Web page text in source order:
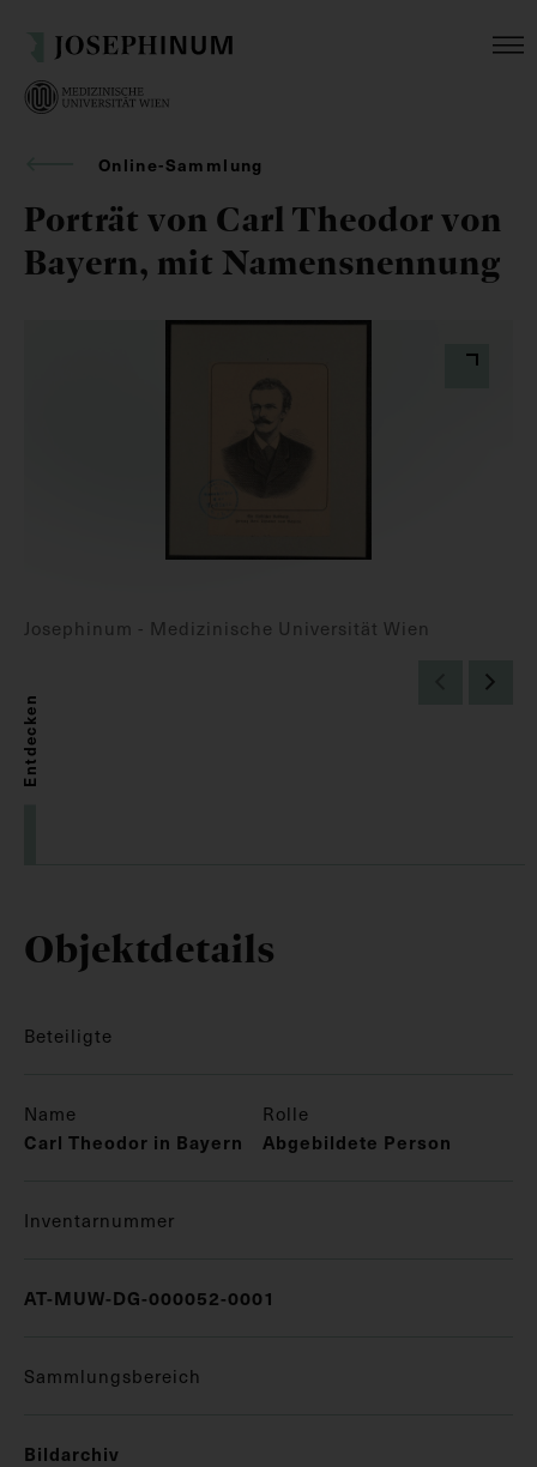
Online-Sammlung
Porträt von Carl Theodor von
Bayern, mit Namensnennung
Josephinum - Medizinische Universität Wien
Entdecken
Objektdetails
Beteiligte
Name Rolle
Carl Theodor in Bayern Abgebildete Person
Inventarnummer
AT-MUW-DG-000052-0001
Sammlungsbereich
Bildarchiv